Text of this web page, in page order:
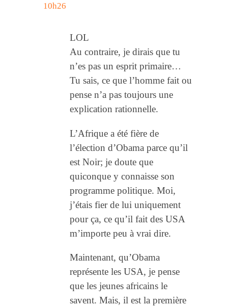
10h26
LOL
Au contraire, je dirais que tu
n’es pas un esprit primaire…
Tu sais, ce que l’homme fait ou
pense n’a pas toujours une
explication rationnelle.
L’Afrique a été fière de
l’élection d’Obama parce qu’il
est Noir; je doute que
quiconque y connaisse son
programme politique. Moi,
j’étais fier de lui uniquement
pour ça, ce qu’il fait des USA
m’importe peu à vrai dire.
Maintenant, qu’Obama
représente les USA, je pense
que les jeunes africains le
savent. Mais, il est la première